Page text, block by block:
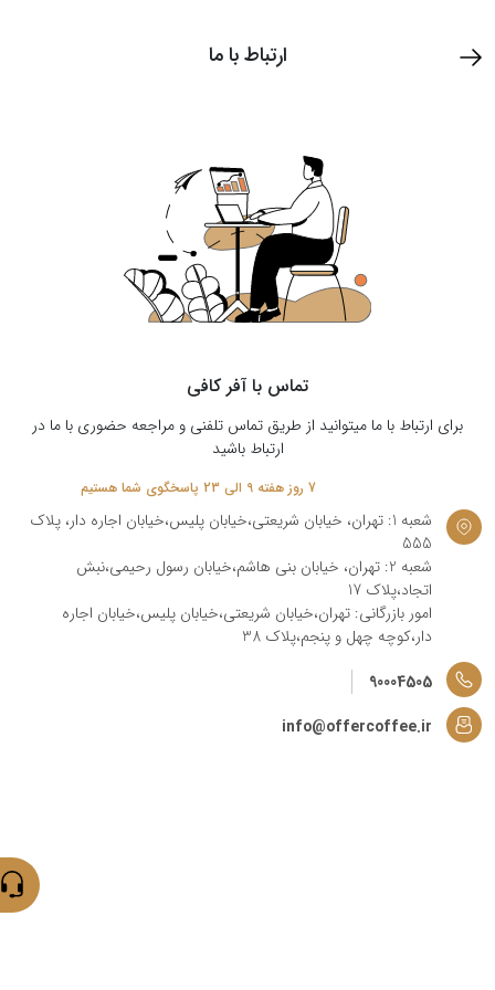
ارتباط با ما
تماس با آفر کافی
برای ارتباط با ما میتوانید از طریق تماس تلفنی و مراجعه حضوری با ما در
ارتباط باشید
7 روز هفته 9 الی 23 پاسخگوی شما هستیم
شعبه 1: تهران، خیابان شریعتی،خیابان پلیس،خیابان اجاره دار، پلاک
555
شعبه 2: تهران، خیابان بنی هاشم،خیابان رسول رحیمی،نبش
اتجاد،پلاک 17
امور بازرگانی: تهران،خیابان شریعتی،خیابان پلیس،خیابان اجاره
دار،کوچه چهل و پنجم،پلاک 38
90004505
info@offercoffee.ir